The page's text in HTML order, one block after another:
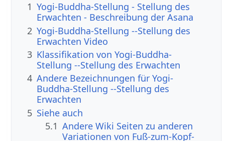
1 Yogi-Buddha-Stellung - Stellung des
Erwachten - Beschreibung der Asana
2 Yogi-Buddha-Stellung --Stellung des
Erwachten Video
3 Klassifikation von Yogi-Buddha-
Stellung --Stellung des Erwachten
4 Andere Bezeichnungen für Yogi-
Buddha-Stellung --Stellung des
Erwachten
5 Siehe auch
5.1 Andere Wiki Seiten zu anderen
Variationen von Fuß-zum-Kopf-